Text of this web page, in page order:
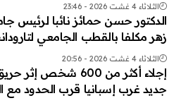
الثلاثاء 4 غشت 2026 - 23:46
الدكتور حسن حمائز نائبا لرئيس
زهر مكلفا بالقطب الجامعي
الثلاثاء 4 غشت 2026 - 20:56
إجلاء أكثر من 600 شخص
جديد غرب إسبانيا قرب الحدود مع